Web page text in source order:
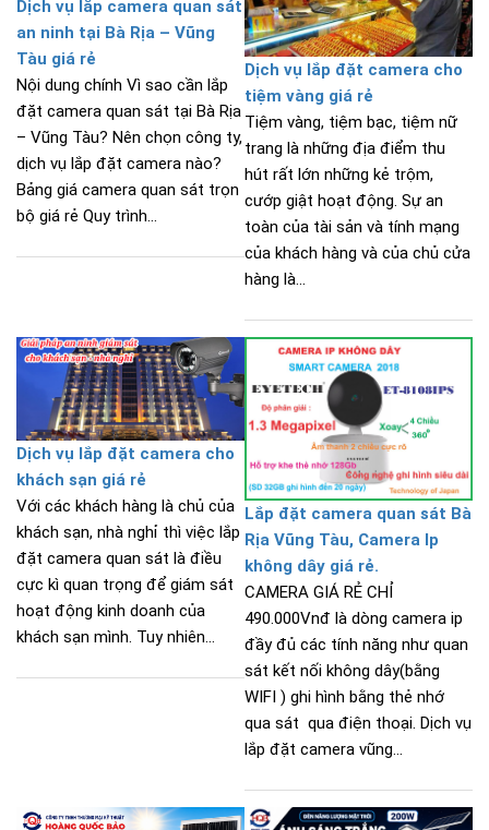
Dịch vụ lắp camera quan sát
an ninh tại Bà Rịa – Vũng
Tàu giá rẻ
Nội dung chính Vì sao cần lắp
đặt camera quan sát tại Bà Rịa
– Vũng Tàu? Nên chọn công ty,
dịch vụ lắp đặt camera nào?
Bảng giá camera quan sát trọn
bộ giá rẻ Quy trình...
Dịch vụ lắp đặt camera cho
tiệm vàng giá rẻ
Tiệm vàng, tiệm bạc, tiệm nữ
trang là những địa điểm thu
hút rất lớn những kẻ trộm,
cướp giật hoạt động. Sự an
toàn của tài sản và tính mạng
của khách hàng và của chủ cửa
hàng là...
Dịch vụ lắp đặt camera cho
khách sạn giá rẻ
Với các khách hàng là chủ của
khách sạn, nhà nghỉ thì việc lắp
đặt camera quan sát là điều
cực kì quan trọng để giám sát
hoạt động kinh doanh của
khách sạn mình. Tuy nhiên...
Lắp đặt camera quan sát Bà
Rịa Vũng Tàu, Camera Ip
không dây giá rẻ.
CAMERA GIÁ RẺ CHỈ
490.000Vnđ là dòng camera ip
đầy đủ các tính năng như quan
sát kết nối không dây(bằng
WIFI ) ghi hình bằng thẻ nhớ
qua sát qua điện thoại. Dịch vụ
lắp đặt camera vũng...